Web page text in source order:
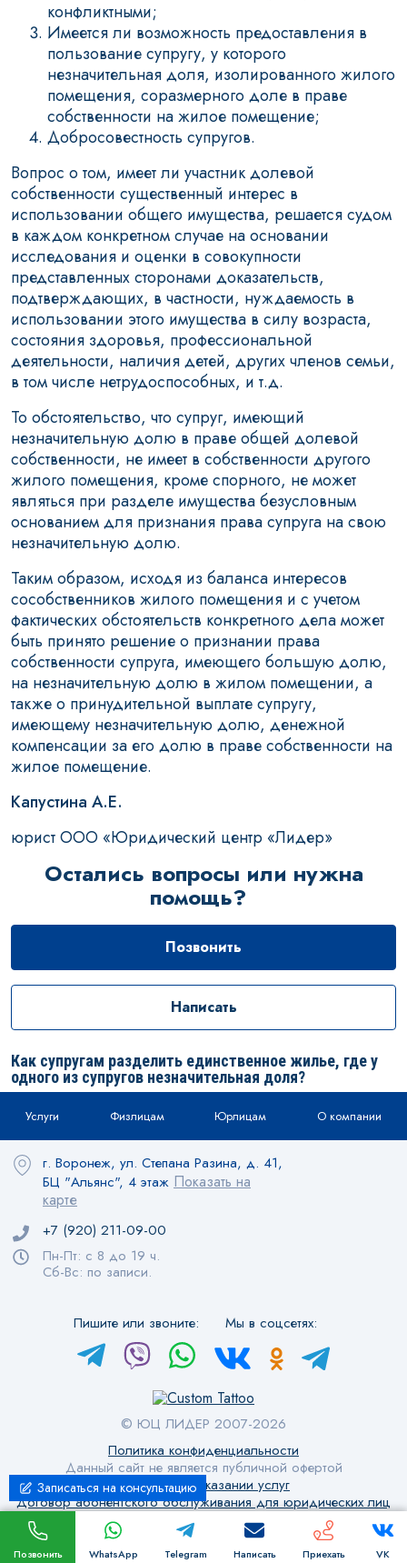
Позвонить WhatsApp Telegram Написать Приехать VK
конфликтными;
Имеется ли возможность предоставления в
пользование супругу, у которого
незначительная доля, изолированного жилого
помещения, соразмерного доле в праве
собственности на жилое помещение;
Добросовестность супругов.
Вопрос о том, имеет ли участник долевой
собственности существенный интерес в
использовании общего имущества, решается судом
в каждом конкретном случае на основании
исследования и оценки в совокупности
представленных сторонами доказательств,
подтверждающих, в частности, нуждаемость в
использовании этого имущества в силу возраста,
состояния здоровья, профессиональной
деятельности, наличия детей, других членов семьи,
в том числе нетрудоспособных, и т.д.
То обстоятельство, что супруг, имеющий
незначительную долю в праве общей долевой
собственности, не имеет в собственности другого
жилого помещения, кроме спорного, не может
являться при разделе имущества безусловным
основанием для признания права супруга на свою
незначительную долю.
Таким образом, исходя из баланса интересов
сособственников жилого помещения и с учетом
фактических обстоятельств конкретного дела может
быть принято решение о признании права
собственности супруга, имеющего большую долю,
на незначительную долю в жилом помещении, а
также о принудительной выплате супругу,
имеющему незначительную долю, денежной
компенсации за его долю в праве собственности на
жилое помещение.
Капустина А.Е.
юрист ООО «Юридический центр «Лидер»
Остались вопросы или нужна
помощь?
Позвонить
Написать
Как супругам разделить единственное жилье, где у
одного из супругов незначительная доля?
Услуги Физлицам Юрлицам О компании
г. Воронеж, ул. Степана Разина, д. 41,
БЦ "Альянс", 4 этаж Показать на
карте
+7 (920) 211-09-00
Пн-Пт: с 8 до 19 ч.
Сб-Вс: по записи.
Пишите или звоните: Мы в соцсетях:
© ЮЦ ЛИДЕР 2007-2026
Политика конфиденциальности
Данный сайт не является публичной офертой
Договор об оказании услуг
Договор абонентского обслуживания для юридических лиц
This site is protected by reCAPTCHA and the Google Privacy Policyand Terms of
Service
Записаться на консультацию